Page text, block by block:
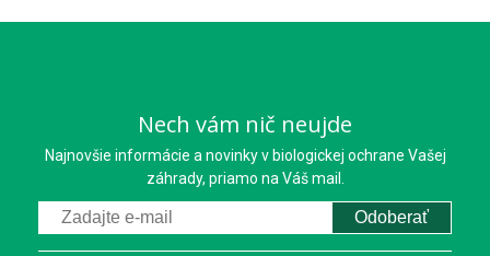
Nech vám nič neujde
Najnovšie informácie a novinky v biologickej ochrane Vašej
záhrady, priamo na Váš mail.
Odoberať